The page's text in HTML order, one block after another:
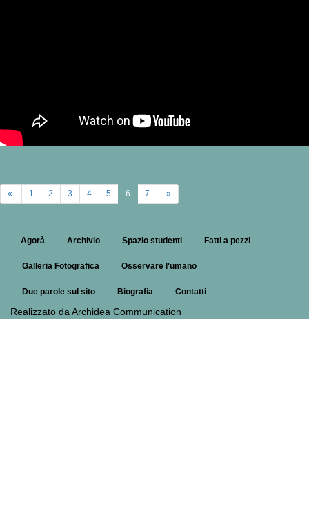
« 1 2 3 4 5 6 7 »
Agorà Archivio Spazio studenti Fatti a pezzi
Galleria Fotografica Osservare l'umano
Due parole sul sito Biografia Contatti
Realizzato da Archidea Communication